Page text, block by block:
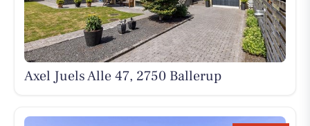
Axel Juels Alle 47, 2750 Ballerup